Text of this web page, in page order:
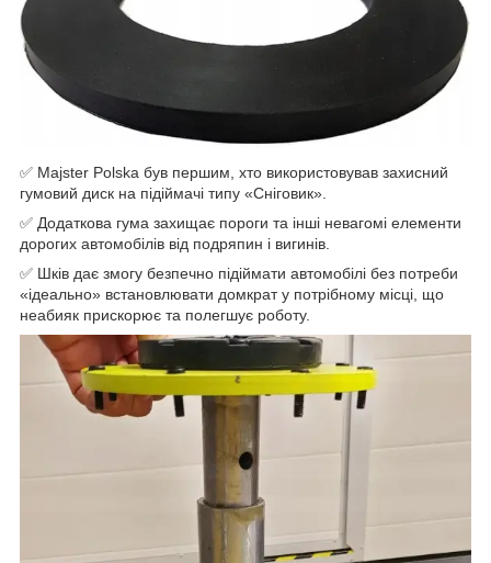
✅ Majster Polska був першим, хто використовував захисний
гумовий диск на підіймачі типу «Сніговик».
✅ Додаткова гума захищає пороги та інші невагомі елементи
дорогих автомобілів від подряпин і вигинів.
✅ Шків дає змогу безпечно підіймати автомобілі без потреби
«ідеально» встановлювати домкрат у потрібному місці, що
неабияк прискорює та полегшує роботу.